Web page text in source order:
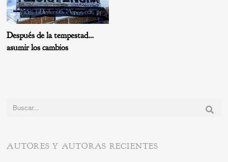
Después de la tempestad…
asumir los cambios
Buscar:
AUTORES Y AUTORAS RECIENTES